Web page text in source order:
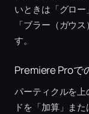
いときは「グロ
「ブラー（ガウ
す。
Premiere Proで
パーティクルを
ドを「加算」ま